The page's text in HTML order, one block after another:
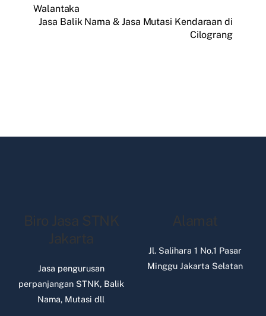
Walantaka
Jasa Balik Nama & Jasa Mutasi Kendaraan di
Cilograng
Biro Jasa STNK
Jakarta
Jasa pengurusan
perpanjangan STNK, Balik
Nama, Mutasi dll
Alamat
Jl. Salihara 1 No.1 Pasar
Minggu Jakarta Selatan